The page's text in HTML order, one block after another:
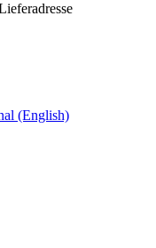
(English)